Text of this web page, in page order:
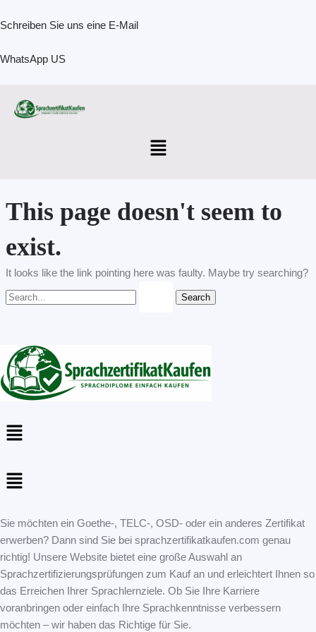
to
Schreiben Sie uns eine E-Mail
WhatsApp US
Menu
This page doesn't seem to
exist.
It looks like the link pointing here was faulty. Maybe try searching?
for:
Menu
Menu
Sie möchten ein Goethe-, TELC-, OSD- oder ein anderes Zertifikat
erwerben? Dann sind Sie bei sprachzertifikatkaufen.com genau
richtig! Unsere Website bietet eine große Auswahl an
Sprachzertifizierungsprüfungen zum Kauf an und erleichtert Ihnen so
das Erreichen Ihrer Sprachlernziele. Ob Sie Ihre Karriere
voranbringen oder einfach Ihre Sprachkenntnisse verbessern
möchten – wir haben das Richtige für Sie.